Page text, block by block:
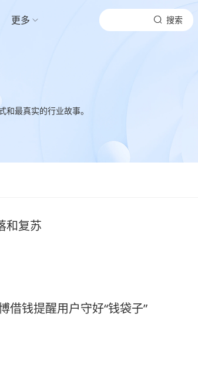
更多 搜索
最真实的行业故事。
和复苏
借钱提醒用户守好“钱袋子”